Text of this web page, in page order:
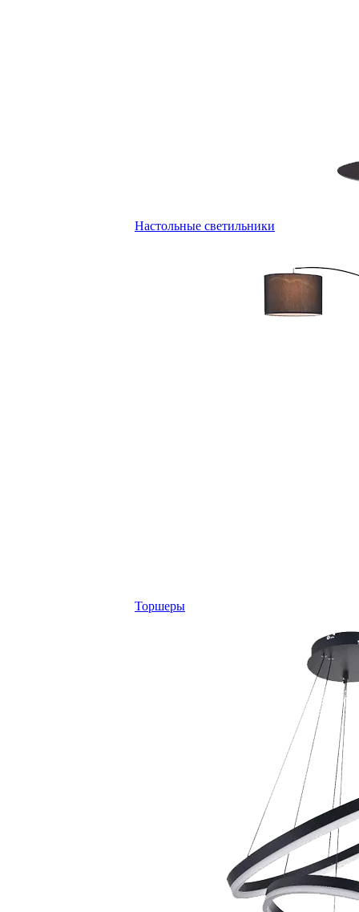
Настольные светильники
Торшеры